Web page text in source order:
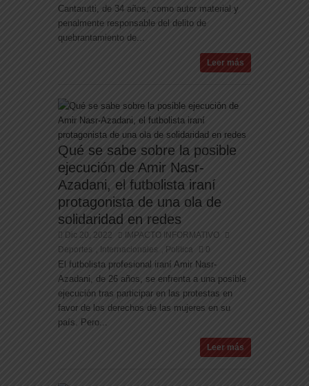
Cantarutti, de 34 años, como autor material y
penalmente responsable del delito de
quebrantamiento de...
Leer más
Qué se sabe sobre la posible
ejecución de Amir Nasr-
Azadani, el futbolista iraní
protagonista de una ola de
solidaridad en redes
Dic 20, 2022
IMPACTO INFORMATIVO
Deportes
Internacionales Politica 0
El futbolista profesional iraní Amir Nasr-
Azadani, de 26 años, se enfrenta a una posible
ejecución tras participar en las protestas en
favor de los derechos de las mujeres en su
país. Pero...
Leer más